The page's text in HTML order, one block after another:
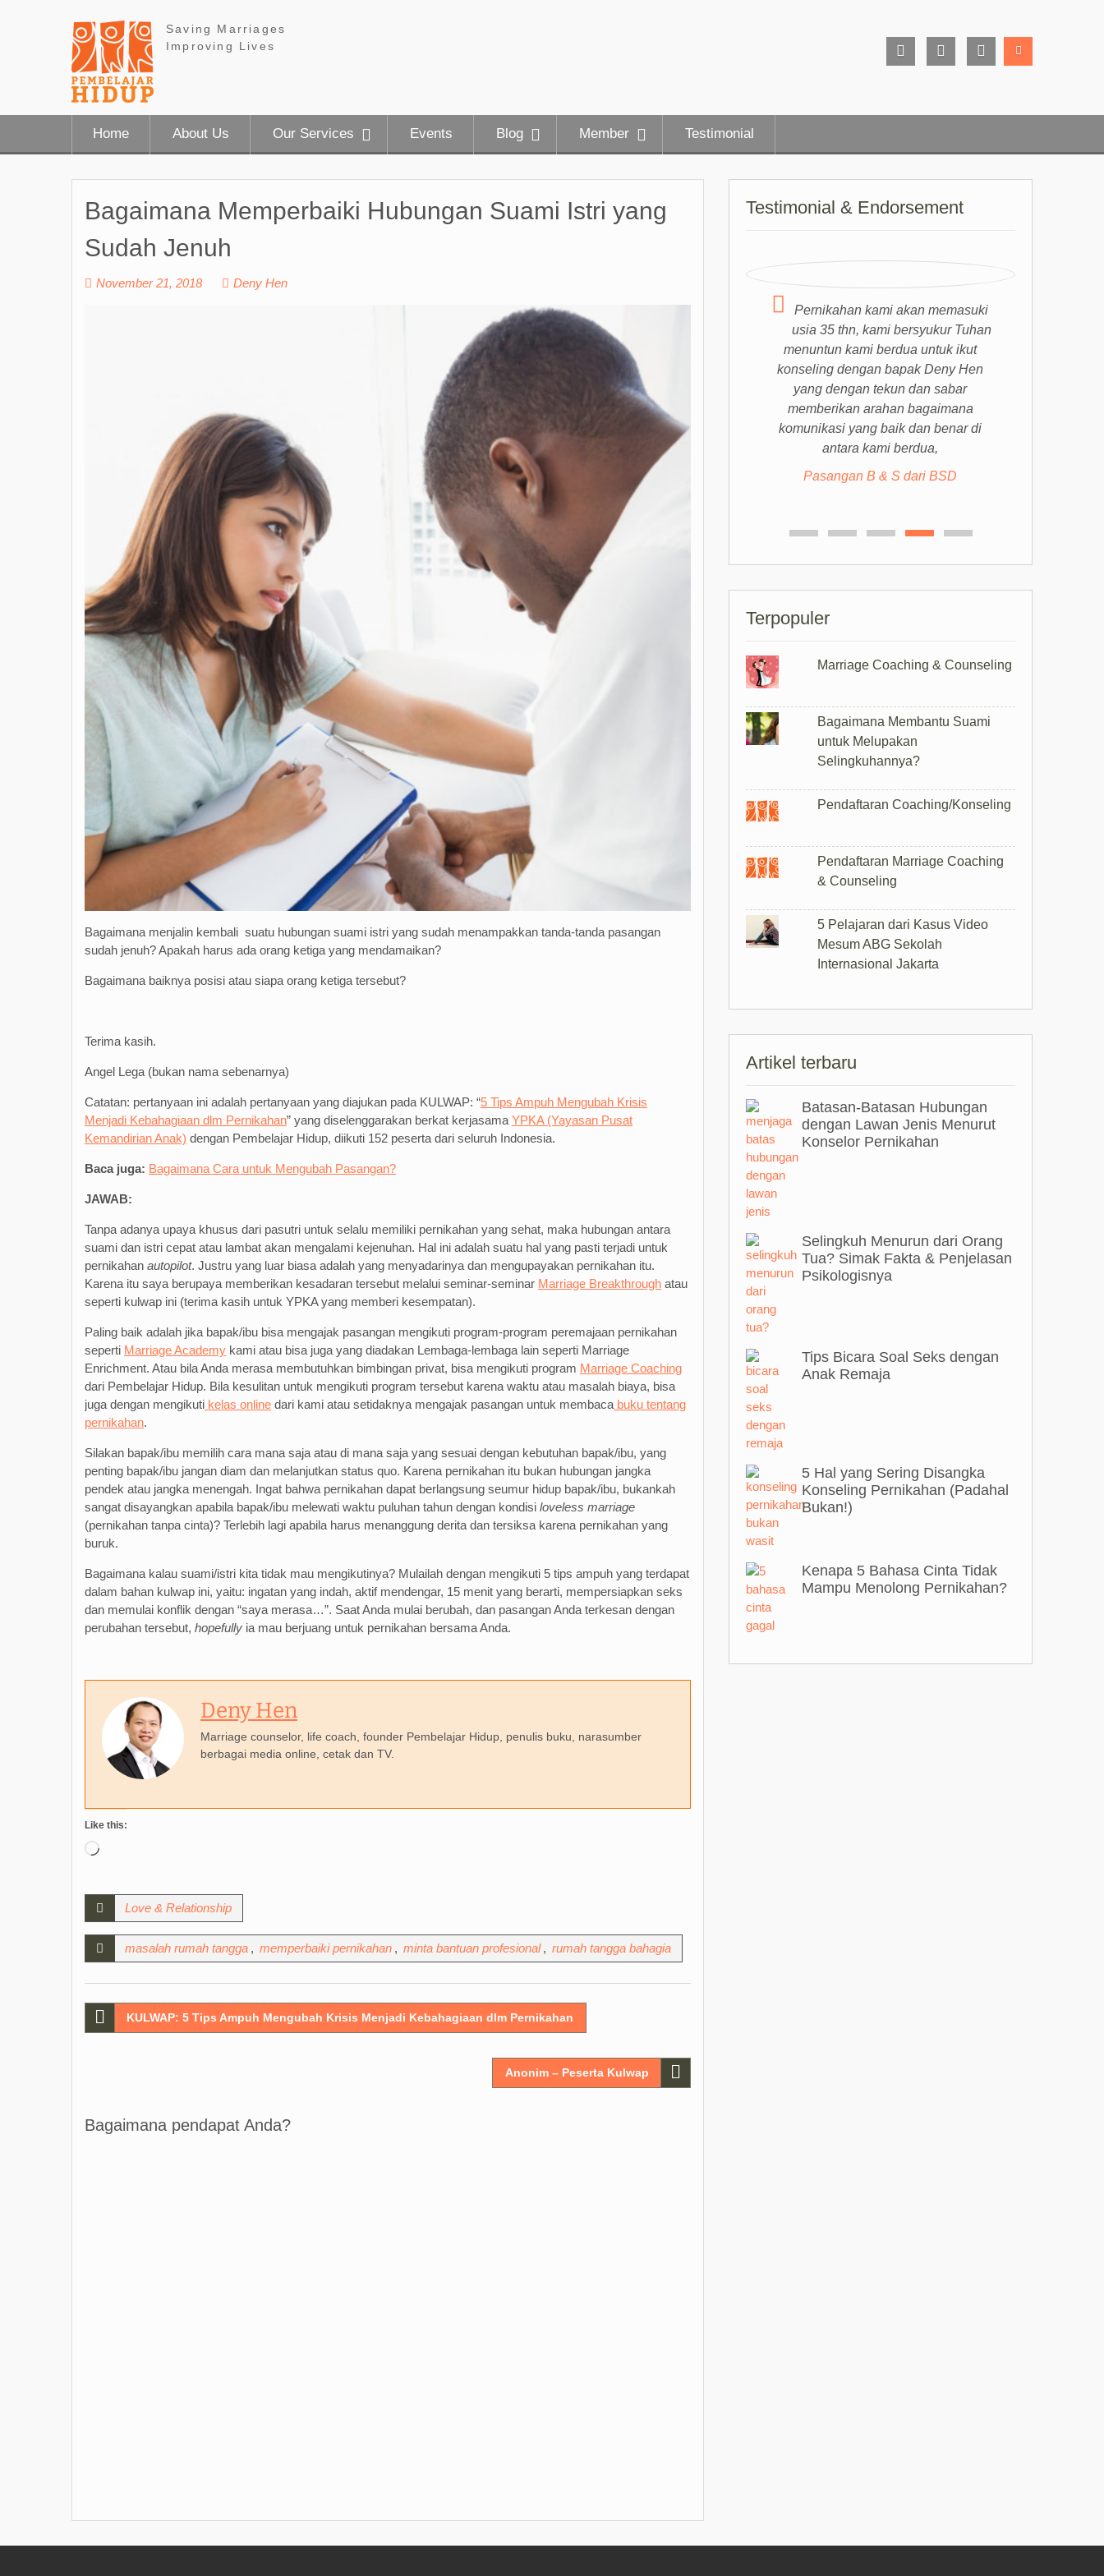
Saving Marriages
Improving Lives
Home About Us Our Services Events Blog Member Testimonial
Bagaimana Memperbaiki Hubungan Suami Istri yang
Sudah Jenuh
November 21, 2018 Deny Hen
Bagaimana menjalin kembali suatu hubungan suami istri yang sudah menampakkan tanda-tanda pasangan
sudah jenuh? Apakah harus ada orang ketiga yang mendamaikan?
Bagaimana baiknya posisi atau siapa orang ketiga tersebut?
Terima kasih.
Angel Lega (bukan nama sebenarnya)
Catatan: pertanyaan ini adalah pertanyaan yang diajukan pada KULWAP: “5 Tips Ampuh Mengubah Krisis
Menjadi Kebahagiaan dlm Pernikahan” yang diselenggarakan berkat kerjasama YPKA (Yayasan Pusat
Kemandirian Anak) dengan Pembelajar Hidup, diikuti 152 peserta dari seluruh Indonesia.
Baca juga: Bagaimana Cara untuk Mengubah Pasangan?
JAWAB:
Tanpa adanya upaya khusus dari pasutri untuk selalu memiliki pernikahan yang sehat, maka hubungan antara
suami dan istri cepat atau lambat akan mengalami kejenuhan. Hal ini adalah suatu hal yang pasti terjadi untuk
pernikahan autopilot. Justru yang luar biasa adalah yang menyadarinya dan mengupayakan pernikahan itu.
Karena itu saya berupaya memberikan kesadaran tersebut melalui seminar-seminar Marriage Breakthrough atau
seperti kulwap ini (terima kasih untuk YPKA yang memberi kesempatan).
Paling baik adalah jika bapak/ibu bisa mengajak pasangan mengikuti program-program peremajaan pernikahan
seperti Marriage Academy kami atau bisa juga yang diadakan Lembaga-lembaga lain seperti Marriage
Enrichment. Atau bila Anda merasa membutuhkan bimbingan privat, bisa mengikuti program Marriage Coaching
dari Pembelajar Hidup. Bila kesulitan untuk mengikuti program tersebut karena waktu atau masalah biaya, bisa
juga dengan mengikuti kelas online dari kami atau setidaknya mengajak pasangan untuk membaca buku tentang
pernikahan.
Silakan bapak/ibu memilih cara mana saja atau di mana saja yang sesuai dengan kebutuhan bapak/ibu, yang
penting bapak/ibu jangan diam dan melanjutkan status quo. Karena pernikahan itu bukan hubungan jangka
pendek atau jangka menengah. Ingat bahwa pernikahan dapat berlangsung seumur hidup bapak/ibu, bukankah
sangat disayangkan apabila bapak/ibu melewati waktu puluhan tahun dengan kondisi loveless marriage
(pernikahan tanpa cinta)? Terlebih lagi apabila harus menanggung derita dan tersiksa karena pernikahan yang
buruk.
Bagaimana kalau suami/istri kita tidak mau mengikutinya? Mulailah dengan mengikuti 5 tips ampuh yang terdapat
dalam bahan kulwap ini, yaitu: ingatan yang indah, aktif mendengar, 15 menit yang berarti, mempersiapkan seks
dan memulai konflik dengan “saya merasa…”. Saat Anda mulai berubah, dan pasangan Anda terkesan dengan
perubahan tersebut, hopefully ia mau berjuang untuk pernikahan bersama Anda.
Deny Hen
Marriage counselor, life coach, founder Pembelajar Hidup, penulis buku, narasumber
berbagai media online, cetak dan TV.
Like this:
Loading…
Love & Relationship
masalah rumah tangga , memperbaiki pernikahan , minta bantuan profesional , rumah tangga bahagia
PostKULWAP: 5 Tips Ampuh Mengubah Krisis Menjadi Kebahagiaan dlm Pernikahan
Anonim – Peserta Kulwap
Bagaimana pendapat Anda?
Testimonial & Endorsement
Pernikahan kami akan memasuki
usia 35 thn, kami bersyukur Tuhan
menuntun kami berdua untuk ikut
konseling dengan bapak Deny Hen
yang dengan tekun dan sabar
memberikan arahan bagaimana
komunikasi yang baik dan benar di
antara kami berdua,
Pasangan B & S dari BSD
Terpopuler
Marriage Coaching & Counseling
Bagaimana Membantu Suami
untuk Melupakan
Selingkuhannya?
Pendaftaran Coaching/Konseling
Pendaftaran Marriage Coaching
& Counseling
5 Pelajaran dari Kasus Video
Mesum ABG Sekolah
Internasional Jakarta
Artikel terbaru
Batasan-Batasan Hubungan
dengan Lawan Jenis Menurut
Konselor Pernikahan
Selingkuh Menurun dari Orang
Tua? Simak Fakta & Penjelasan
Psikologisnya
Tips Bicara Soal Seks dengan
Anak Remaja
5 Hal yang Sering Disangka
Konseling Pernikahan (Padahal
Bukan!)
Kenapa 5 Bahasa Cinta Tidak
Mampu Menolong Pernikahan?